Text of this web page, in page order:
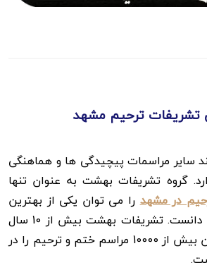
تشریفات ترحیم مشهد
سایر مراسمات پیچیدگی ها و هماهنگی
گروه تشریفات بهشت به عنوان تنها
در مشهدرا می توان یکی از بهترین
های تشریفات ترحیم دانست. تشریفات بهشت بیش از 10 سال
سابقه داشته و تاکنون بیش از 10000 مراسم ختم و ترحیم را در